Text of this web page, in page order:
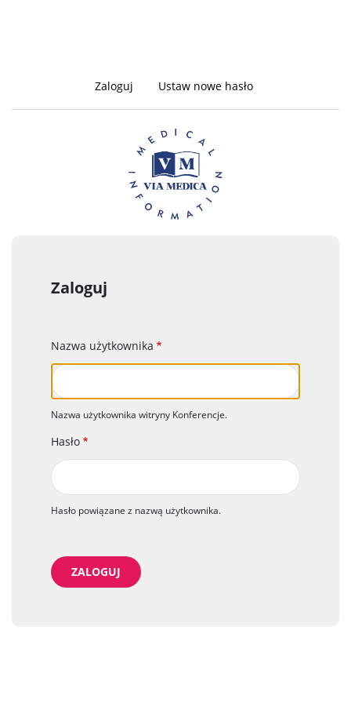
Zakładki
podstawowe
Zaloguj (aktywnaUstaw nowe hasło
Zaloguj
Nazwa użytkownika
Nazwa użytkownika witryny Konferencje.
Hasło
Hasło powiązane z nazwą użytkownika.